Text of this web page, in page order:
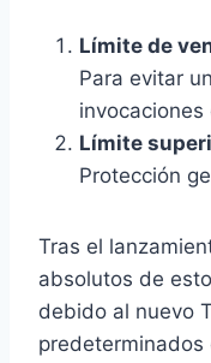
Límite de
Para evitar
Límite
Protección
Tras el
absolutos de
debido al nuevo
predeterminados